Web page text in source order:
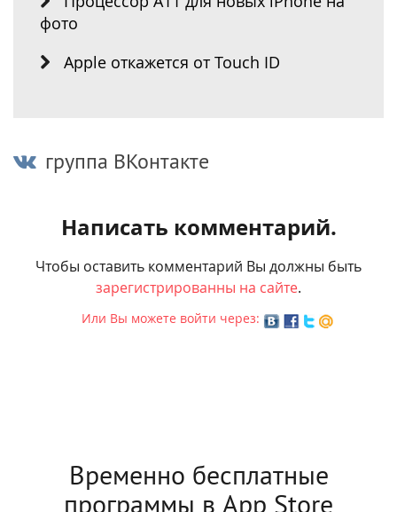
фото
Apple откажется от Touch ID
группа ВКонтакте
Написать комментарий.
Чтобы оставить комментарий Вы должны быть
зарегистрированны на сайте.
Или Вы можете войти через:
Временно бесплатные
программы в App Store